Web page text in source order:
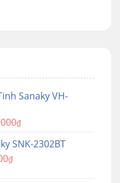
Sanaky VH-
₫
SNK-2302BT
₫